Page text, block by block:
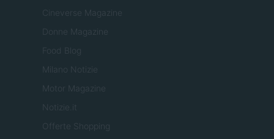
Cineverse Magazine
Donne Magazine
Food Blog
Milano Notizie
Motor Magazine
Notizie.it
Offerte Shopping